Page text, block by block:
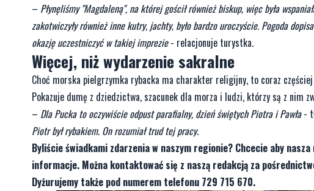
– Płynęliśmy "Magdaleną", na której gościł również biskup, więc była
zakotwiczyły również inne kutry, jachty, było bardzo uroczyście. Pogoda
okazję uczestniczyć w takiej imprezie- relacjonuje turystka.
Więcej, niż wydarzenie sakralne
Choć morska pielgrzymka rybacka ma charakter religijny, to coraz
Pokazuje dumę z dziedzictwa, szacunek dla morza i ludzi, którzy są z nim
– Dla Pucka to oczywiście odpust parafialny, dzień świętych Piotra i Pawła-
Piotr był rybakiem. On rozumiał trud tej pracy.
Byliście świadkami zdarzenia w naszym regionie? Chcecie aby
informacje. Można kontaktować się z naszą redakcją za
Dyżurujemy także pod numerem telefonu 729 715 670.